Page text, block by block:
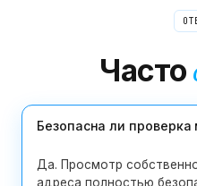
Часто
Безопасна ли проверка
Да. Просмотр
адреса полностью